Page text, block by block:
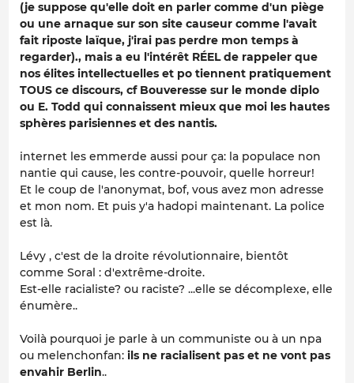
(je suppose qu'elle doit en parler comme d'un piège
ou une arnaque sur son site causeur comme l'avait
fait riposte laïque, j'irai pas perdre mon temps à
regarder)., mais a eu l'intérêt RÉEL de rappeler que
nos élites intellectuelles et po tiennent pratiquement
TOUS ce discours, cf Bouveresse sur le monde diplo
ou E. Todd qui connaissent mieux que moi les hautes
sphères parisiennes et des nantis.
internet les emmerde aussi pour ça: la populace non
nantie qui cause, les contre-pouvoir, quelle horreur!
Et le coup de l'anonymat, bof, vous avez mon adresse
et mon nom. Et puis y'a hadopi maintenant. La police
est là.
Lévy , c'est de la droite révolutionnaire, bientôt
comme Soral : d'extrême-droite.
Est-elle racialiste? ou raciste? ...elle se décomplexe, elle
énumère..
Voilà pourquoi je parle à un communiste ou à un npa
ou melenchonfan: ils ne racialisent pas et ne vont pas
envahir Berlin..